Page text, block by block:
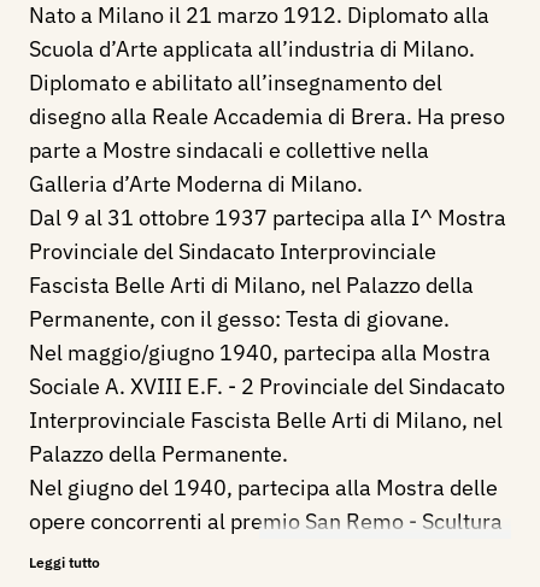
Nato a Milano il 21 marzo 1912. Diplomato alla
Scuola d’Arte applicata all’industria di Milano.
Diplomato e abilitato all’insegnamento del
disegno alla Reale Accademia di Brera. Ha preso
parte a Mostre sindacali e collettive nella
Galleria d’Arte Moderna di Milano.
Dal 9 al 31 ottobre 1937 partecipa alla I^ Mostra
Provinciale del Sindacato Interprovinciale
Fascista Belle Arti di Milano, nel Palazzo della
Permanente, con il gesso: Testa di giovane.
Nel maggio/giugno 1940, partecipa alla Mostra
Sociale A. XVIII E.F. - 2 Provinciale del Sindacato
Interprovinciale Fascista Belle Arti di Milano, nel
Palazzo della Permanente.
Nel giugno del 1940, partecipa alla Mostra delle
opere concorrenti al premio San Remo - Scultura
1940 XVIII - Monumento al Granatiere di
Leggi tutto